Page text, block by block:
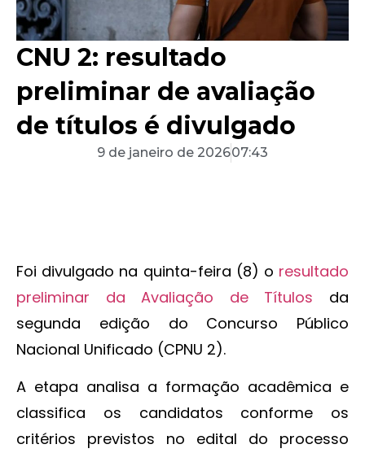
CNU 2: resultado
preliminar de avaliação
de títulos é divulgado
9 de janeiro de 202607:43
Foi divulgado na quinta-feira (8) o resultado
preliminar da Avaliação de Títulos da
segunda edição do Concurso Público
Nacional Unificado (CPNU 2).
A etapa analisa a formação acadêmica e
classifica os candidatos conforme os
critérios previstos no edital do processo